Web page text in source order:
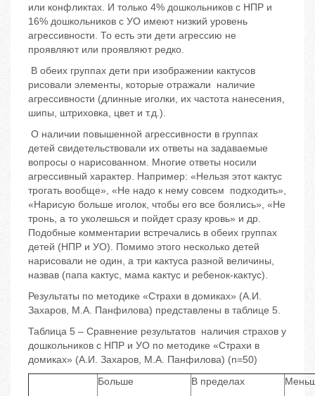
или конфликтах. И только 4% дошкольников с НПР и
16% дошкольников с УО имеют низкий уровень
агрессивности. То есть эти дети агрессию не
проявляют или проявляют редко.
В обеих группах дети при изображении кактусов
рисовали элементы, которые отражали наличие
агрессивности (длинные иголки, их частота нанесения,
шипы, штриховка, цвет и т.д.).
О наличии повышенной агрессивности в группах
детей свидетельствовали их ответы на задаваемые
вопросы о нарисованном. Многие ответы носили
агрессивный характер. Например: «Нельзя этот кактус
трогать вообще», «Не надо к нему совсем подходить»,
«Нарисую больше иголок, чтобы его все боялись», «Не
тронь, а то уколешься и пойдет сразу кровь» и др.
Подобные комментарии встречались в обеих группах
детей (НПР и УО). Помимо этого несколько детей
нарисовали не один, а три кактуса разной величины,
назвав (папа кактус, мама кактус и ребенок-кактус).
Результаты по методике «Страхи в домиках» (А.И.
Захаров, М.А. Панфилова) представлены в таблице 5.
Таблица 5 – Сравнение результатов наличия страхов у
дошкольников с НПР и УО по методике «Страхи в
домиках» (А.И. Захаров, М.А. Панфилова) (n=50)
Больше
В пределах